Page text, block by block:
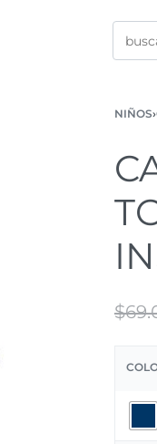
NIÑOS›
$